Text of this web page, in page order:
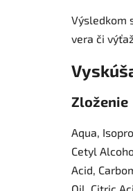
Výsledkom
vera či
Zloženie
Aqua,
Cetyl
Acid,